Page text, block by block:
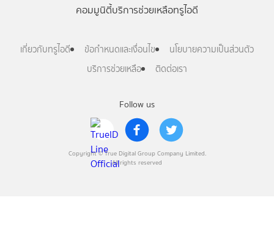
Follow us
Copyright © True Digital Group Company Limited.
All rights reserved
คอมมูนิตี้บริการช่วยเหลือทรูไอดี
เกี่ยวกับทรูไอดี ข้อกำหนดและเงื่อนไข
นโยบายความเป็นส่วนตัว
บริการช่วยเหลือ
ติดต่อเรา